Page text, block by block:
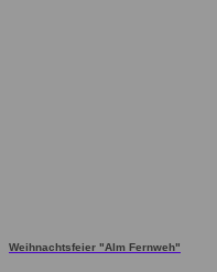
Weihnachtsfeier "Alm Fernweh"